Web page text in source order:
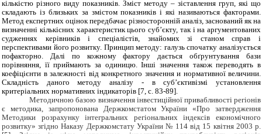
кількістю різного виду показників. Зміст методу – зіставлення груп, які що
складають із близьких за змістом показників і які називаються факторами.
Метод експертних оцінок передбачає різносторонній аналіз, заснований як на
визначенні кількісних характеристик цього суб’єкту, так і на аргументованих
судженнях керівників і спеціалістів, знайомих зі станом справ і
перспективами його розвитку. Принцип методу: галузь спочатку аналізується
пофакторно. Далі по кожному фактору дається обґрунтування бази
порівняння, її приймають за одиницю. Інші значення також переводять в
коефіцієнти в залежності від конкретного значення и нормативної величини.
Складність даного методу аналізу - в суб’єктивізмі установлення
критеріальних нормативних індикаторів [7, с. 83-89].
Методичною базою визначення інвестиційної привабливості регіонів
є методика, запропонована Держкомстатом України «Про затвердження
Методики розрахунку інтегральних регіональних індексів економічного
розвитку» згідно Наказу Держкомстату України № 114 від 15 квітня 2003 р.